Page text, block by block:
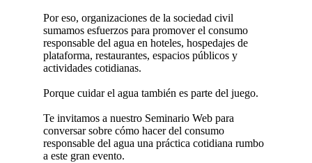
Por eso, organizaciones de la sociedad civil
sumamos esfuerzos para promover el consumo
responsable del agua en hoteles, hospedajes de
plataforma, restaurantes, espacios públicos y
actividades cotidianas.
Porque cuidar el agua también es parte del juego.
Te invitamos a nuestro Seminario Web para
conversar sobre cómo hacer del consumo
responsable del agua una práctica cotidiana rumbo
a este gran evento.